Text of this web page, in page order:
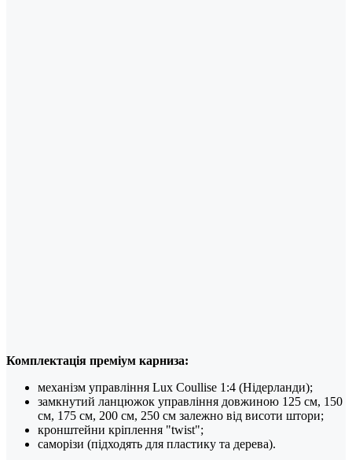
Комплектація преміум карниза:
механізм управління Lux Coullise 1:4 (Нідерланди);
замкнутий ланцюжок управління довжиною 125 см, 150
см, 175 см, 200 см, 250 см залежно від висоти штори;
кронштейни кріплення "twist";
саморізи (підходять для пластику та дерева).